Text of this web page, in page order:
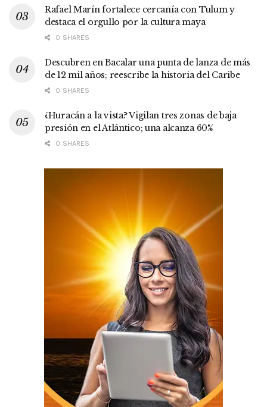
Rafael Marín fortalece cercanía con Tulum y
destaca el orgullo por la cultura maya
0 SHARES
Descubren en Bacalar una punta de lanza de más
de 12 mil años; reescribe la historia del Caribe
0 SHARES
¿Huracán a la vista? Vigilan tres zonas de baja
presión en el Atlántico; una alcanza 60%
0 SHARES